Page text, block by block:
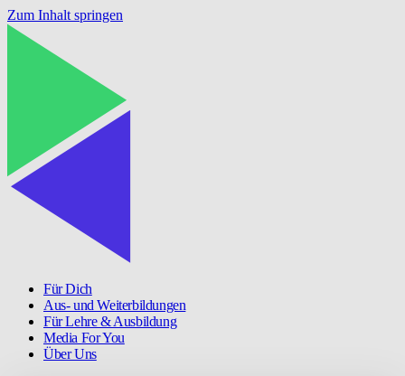
Zum Inhalt springen
Für Dich
Aus- und Weiterbildungen
Für Lehre & Ausbildung
Media For You
Über Uns